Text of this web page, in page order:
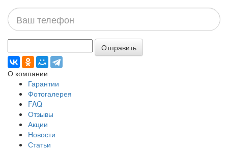
Ваш
телефон
Отправить
О компании
Гарантии
Фотогалерея
FAQ
Отзывы
Акции
Новости
Статьи